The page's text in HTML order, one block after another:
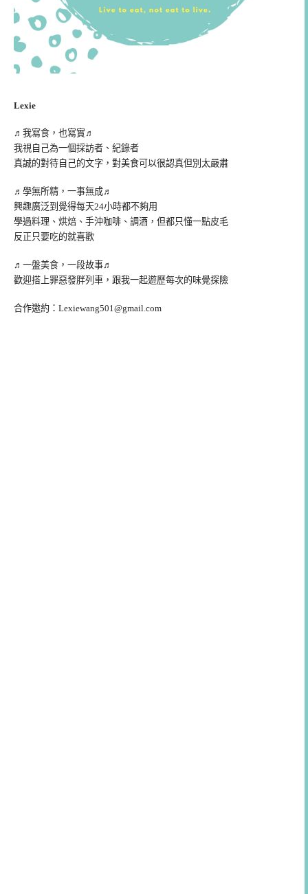
Lexie
♬我寫食，也寫實♬
我視自己為一個採訪者、紀錄者
真誠的對待自己的文字，對美食可以很認真但別太嚴肅
♬學無所精，一事無成♬
興趣廣泛到覺得每天24小時都不夠用
學過料理、烘焙、手沖咖啡、調酒，但都只懂一點皮毛
反正只要吃的就喜歡
♬一盤美食，一段故事♬
歡迎搭上罪惡發胖列車，跟我一起遊歷每次的味覺探險
合作邀約： Lexiewang501@gmail.com